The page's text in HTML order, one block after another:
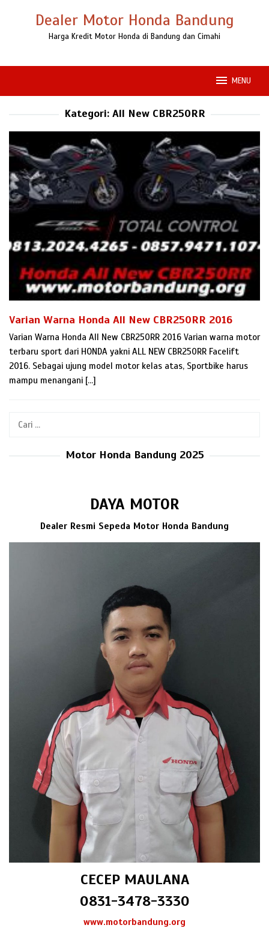
Dealer Motor Honda Bandung
Harga Kredit Motor Honda di Bandung dan Cimahi
MENU
Kategori: All New CBR250RR
Varian Warna Honda All New CBR250RR 2016
Varian Warna Honda All New CBR250RR 2016 Varian warna motor
terbaru sport dari HONDA yakni ALL NEW CBR250RR Facelift
2016. Sebagai ujung model motor kelas atas, Sportbike harus
mampu menangani […]
Cari
Motor Honda Bandung 2025
DAYA MOTOR
Dealer Resmi Sepeda Motor Honda Bandung
CECEP MAULANA
0831-3478-3330
www.motorbandung.org